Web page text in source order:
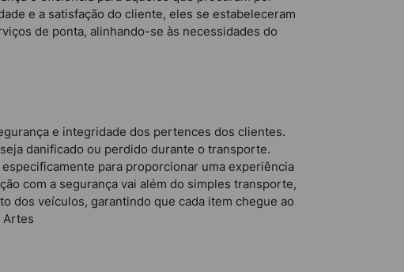
e a satisfação do cliente, eles se estabeleceram
de ponta, alinhando-se às necessidades do
e integridade dos pertences dos clientes.
danificado ou perdido durante o transporte.
para proporcionar uma experiência
com a segurança vai além do simples transporte,
dos veículos, garantindo que cada item chegue ao
Artes